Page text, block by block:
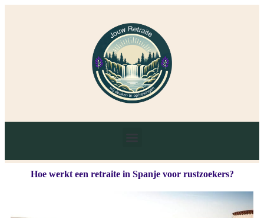
Hoe werkt een retraite in Spanje voor rustzoekers?